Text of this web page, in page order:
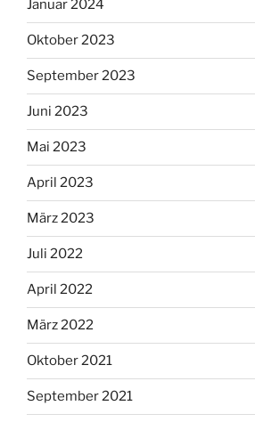
Januar 2024
Oktober 2023
September 2023
Juni 2023
Mai 2023
April 2023
März 2023
Juli 2022
April 2022
März 2022
Oktober 2021
September 2021